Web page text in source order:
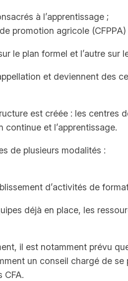
à l’apprentissage ;
promotion agricole
le plan formel et l’autre sur
et deviennent
est créée : les centres
continue et l’apprentissage.
de plusieurs modalités :
d’activités de
déjà en place, les
il est notamment prévu
un conseil chargé de
CFA.